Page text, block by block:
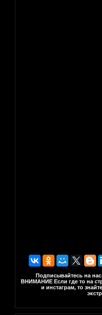
Подписывайтесь на
ВНИМАНИЕ Если где то на
и инстаграм, то